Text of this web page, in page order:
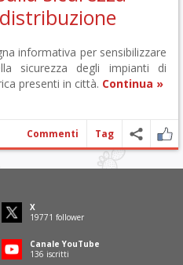
informativa per sensibilizzare
sicurezza degli impianti di
presenti in città. Continua »
Commenti Tag
X
19771 follower
Canale YouTube
136 iscritti